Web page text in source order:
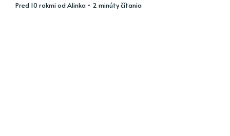
pred 10 rokmiodAlinka • 2 minúty čítania